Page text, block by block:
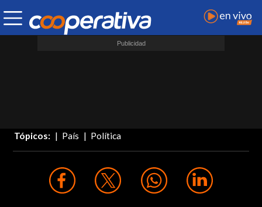
Tópicos: País Política